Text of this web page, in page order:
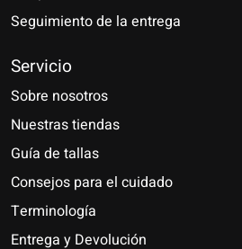
Seguimiento de la entrega
Servicio
Sobre nosotros
Nuestras tiendas
Guía de tallas
Consejos para el cuidado
Terminología
Entrega y Devolución